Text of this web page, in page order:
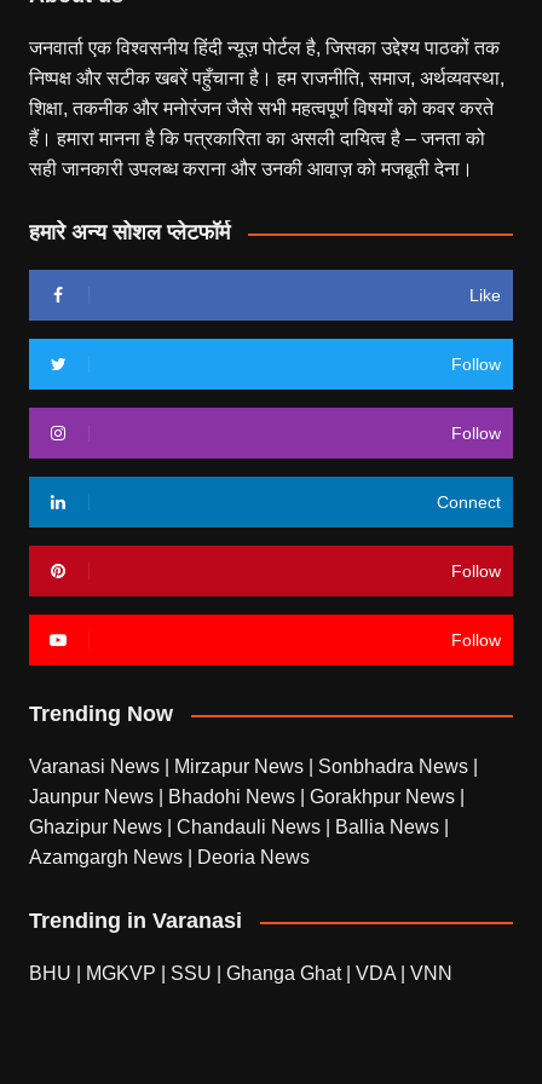
जनवार्ता एक विश्वसनीय हिंदी न्यूज़ पोर्टल है, जिसका उद्देश्य पाठकों तक
निष्पक्ष और सटीक खबरें पहुँचाना है। हम राजनीति, समाज, अर्थव्यवस्था,
शिक्षा, तकनीक और मनोरंजन जैसे सभी महत्वपूर्ण विषयों को कवर करते
हैं। हमारा मानना है कि पत्रकारिता का असली दायित्व है – जनता को
सही जानकारी उपलब्ध कराना और उनकी आवाज़ को मजबूती देना।
हमारे अन्य सोशल प्लेटफॉर्म
Like
Follow
Follow
Connect
Follow
Follow
Trending Now
Varanasi News Mirzapur News Sonbhadra News
Jaunpur News
Bhadohi News Gorakhpur News
Ghazipur News
Chandauli News Ballia News
Azamgargh News
Deoria News
Trending in Varanasi
BHU MGKVP SSU Ghanga Ghat| VDA VNN